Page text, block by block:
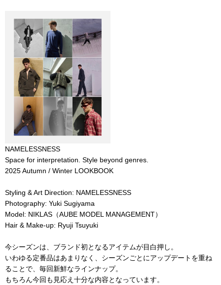
NAMELESSNESS
Space for interpretation. Style beyond genres.
2025 Autumn / Winter LOOKBOOK
Styling & Art Direction: NAMELESSNESS
Photography: Yuki Sugiyama
Model: NIKLAS（AUBE MODEL MANAGEMENT）
Hair & Make-up: Ryuji Tsuyuki
今シーズンは、ブランド初となるアイテムが目白押し。
いわゆる定番品はあまりなく、シーズンごとにアップデートを重ね
ることで、毎回新鮮なラインナップ。
もちろん今回も見応え十分な内容となっています。